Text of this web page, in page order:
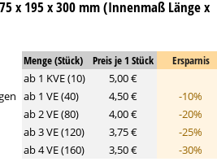
x 195 x 300 mm (Innenmaß Länge x
Menge (Stück) Preis je 1 Stück
Ersparnis
ab 1 KVE (10)
5,00 €
ab 1 VE (40)
4,50 €
-10%
ab 2 VE (80)
4,00 €
-20%
ab 3 VE (120)
3,75 €
-25%
ab 4 VE (160)
3,50 € -30%